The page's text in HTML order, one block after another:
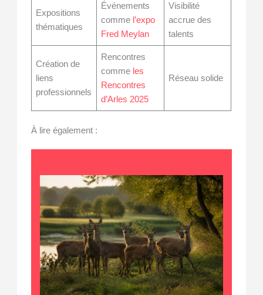
Expositions
thématiques
Événements
comme l’expo
Fred Meylan
Visibilité
accrue des
talents
Création de
liens
professionnels
Rencontres
comme les
Rencontres
d’Arles 2025
Réseau solide
À lire également :